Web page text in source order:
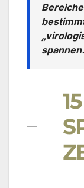
spannen.